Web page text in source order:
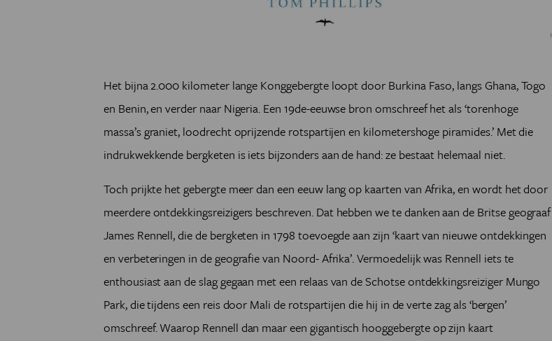
Het bijna 2.000 kilometer lange Konggebergte loopt door Burkina Faso, langs Ghana, Togo
en Benin, en verder naar Nigeria. Een 19de-eeuwse bron omschreef het als ‘torenhoge
massa’s graniet, loodrecht oprijzende rotspartijen en kilometershoge piramides.’ Met die
indrukwekkende bergketen is iets bijzonders aan de hand: ze bestaat helemaal niet.
Toch prijkte het gebergte meer dan een eeuw lang op kaarten van Afrika, en wordt het door
meerdere ontdekkingsreizigers beschreven. Dat hebben we te danken aan de Britse geograaf
James Rennell, die de bergketen in 1798 toevoegde aan zijn ‘kaart van nieuwe ontdekkingen
en verbeteringen in de geografie van Noord- Afrika’. Vermoedelijk was Rennell iets te
enthousiast aan de slag gegaan met een relaas van de Schotse ontdekkingsreiziger Mungo
Park, die tijdens een reis door Mali de rotspartijen die hij in de verte zag als ‘bergen’
omschreef. Waarop Rennell dan maar een gigantisch hooggebergte op zijn kaart